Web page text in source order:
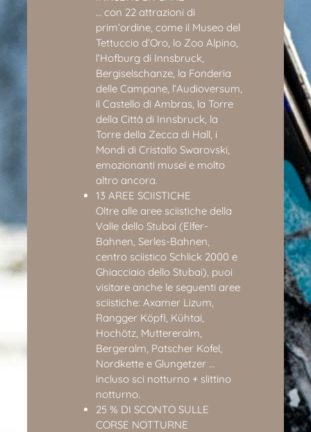
… con 22 attrazioni di
prim’ordine, come il Museo del
Tettuccio d’Oro, lo Zoo Alpino,
l’Hofburg di Innsbruck,
Bergiselschanze, la Fonderia
delle Campane, l’Audioversum,
il Castello di Ambras, la Torre
della Città di Innsbruck, la
Torre della Zecca di Hall, i
Mondi di Cristallo Swarovski,
emozionanti musei e molto
altro ancora.
13 AREE SCIISTICHE
Oltre alle aree sciistiche della
Valle dello Stubai (Elfer-
Bahnen, Serles-Bahnen,
centro sciistico Schlick 2000 e
Ghiacciaio dello Stubai), puoi
visitare anche le seguenti aree
sciistiche: Axamer Lizum,
Rangger Köpfl, Kühtai,
Hochötz, Muttereralm,
Bergeralm, Patscher Kofel,
Nordkette e Glungetzer …
incluso sci notturno + slittino
notturno.
25 % DI SCONTO SULLE
CORSE NOTTURNE